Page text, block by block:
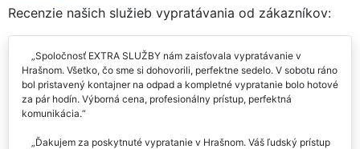
Recenzie našich služieb vypratávania od zákazníkov:
Spoločnosť EXTRA SLUŽBY nám zaisťovala vypratávanie v
Hrašnom. Všetko, čo sme si dohovorili, perfektne sedelo. V sobotu ráno
bol pristavený kontajner na odpad a kompletné vypratanie bolo hotové
za pár hodín. Výborná cena, profesionálny prístup, perfektná
komunikácia.
Ďakujem za poskytnuté vypratanie v Hrašnom. Váš ľudský prístup